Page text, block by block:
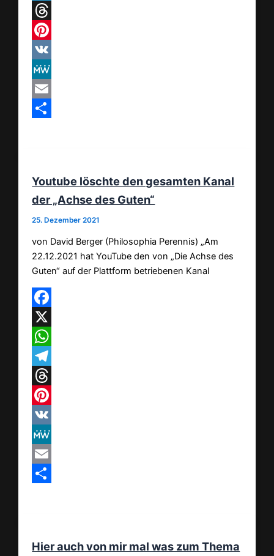
Telegram
Threads
Pinterest
VK
MeWe
Email
Youtube löschte den gesamten Kanal
der „Achse des Guten“
25. Dezember 2021
von David Berger (Philosophia Perennis) „Am
22.12.2021 hat YouTube den von „Die Achse des
Guten“ auf der Plattform betriebenen Kanal
Facebook
X
WhatsApp
Telegram
Threads
Pinterest
VK
MeWe
Email
Hier auch von mir mal was zum Thema